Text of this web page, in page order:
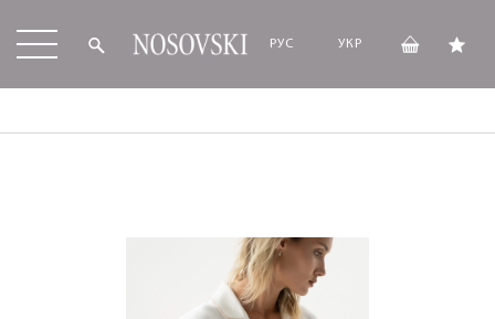
РУС УКР